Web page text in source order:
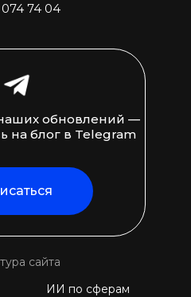
74 04
обновлений —
на блог в Telegram
ИИ по сферам
сайта